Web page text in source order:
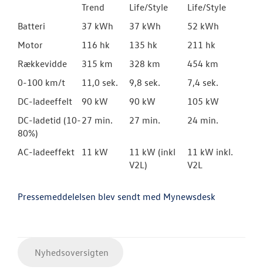
Trend
Life/Style
Life/Style
Batteri
37 kWh 37 kWh
52 kWh
Motor
116 hk 135 hk
211 hk
Rækkevidde
315 km 328 km
454 km
0-100 km/t
11,0 sek. 9,8 sek.
7,4 sek.
DC-ladeeffelt
90 kW 90 kW
105 kW
DC-ladetid (10-
80%)
27 min. 27 min. 24 min.
AC-ladeeffekt 11 kW
11 kW (inkl
V2L)
11 kW inkl.
V2L
Pressemeddelelsen blev sendt med Mynewsdesk
Nyhedsoversigten